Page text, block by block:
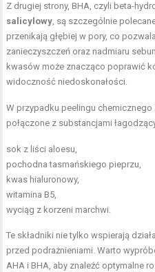
Z drugiej strony, BHA, czyli beta-
salicylowy , są szczególnie
przenikają głębiej w pory, co
zanieczyszczeń oraz nadmiaru
kwasów może znacząco poprawić
widoczność niedoskonałości.
W przypadku peelingu chemicznego
połączone z substancjami
sok z liści aloesu,
pochodna tasmańskiego pieprzu,
kwas hialuronowy,
witamina B5,
wyciąg z korzeni marchwi.
Te składniki nie tylko wspierają
przed podrażnieniami. Warto
AHA i BHA, aby znaleźć optymalne